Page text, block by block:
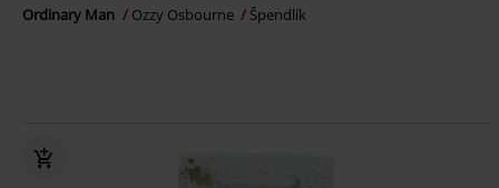
Ordinary Man Ozzy Osbourne Špendlík